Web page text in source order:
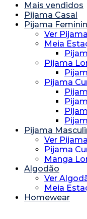
Mais vendidos
Pijama Casal
Pijama
Ver
Meia
Pijama
Pijama
Pijama
Ver
Pijama
Manga
Algodão
Ver
Meia
Homewear